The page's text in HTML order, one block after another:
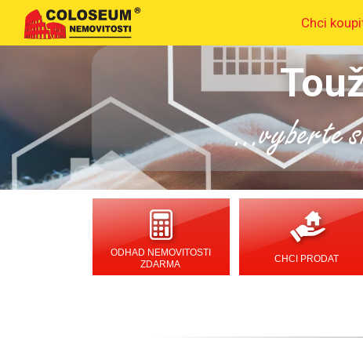
Chci
...vyberte si
ODHAD NEMOVITOSTI
ZDARMA
CHCI PRODAT